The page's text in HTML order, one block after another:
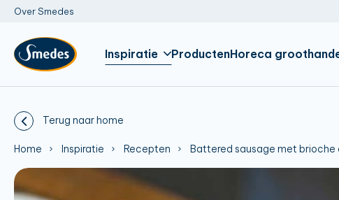
Over Smedes
Inspiratie ProductenHoreca
Terug naar home
Home Inspiratie Recepten Battered sausage met brioche